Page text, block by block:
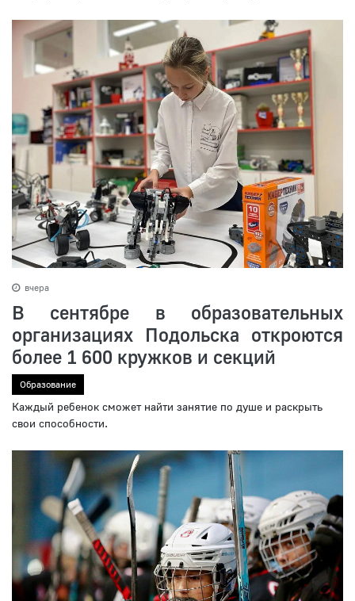
вчера
В сентябре в образовательных
организациях Подольска откроются
более 1 600 кружков и секций
Образование
Каждый ребенок сможет найти занятие по душе и раскрыть
свои способности.